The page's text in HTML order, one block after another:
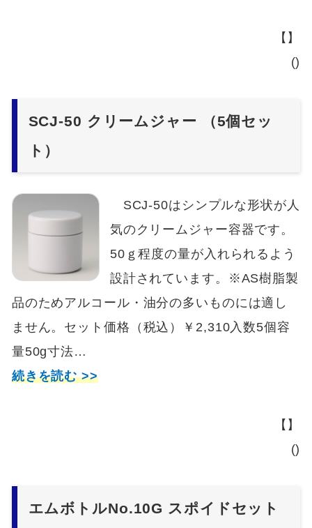
【】
()
SCJ-50 クリームジャー （5個セッ
ト）
SCJ-50はシンプルな形状が人
気のクリームジャー容器です。
50ｇ程度の量が入れられるよう
設計されています。※AS樹脂製
品のためアルコール・油分の多いものには適し
ません。セット価格（税込）￥2,310入数5個容
量50g寸法…
続きを読む >>
【】
()
エムボトルNo.10G スポイドセット